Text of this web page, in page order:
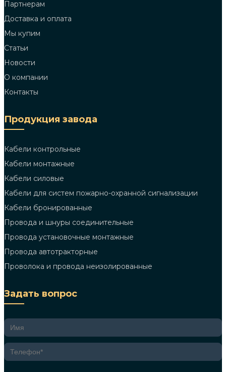
Партнерам
Доставка и оплата
Мы купим
Статьи
Новости
О компании
Контакты
Продукция завода
Кабели контрольные
Кабели монтажные
Кабели силовые
Кабели для систем пожарно-охранной сигнализации
Кабели бронированные
Провода и шнуры соединительные
Провода установочные монтажные
Провода автотракторные
Проволока и провода неизолированные
Задать вопрос